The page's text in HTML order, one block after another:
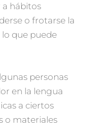
a hábitos
o frotarse la
que puede
personas
en la lengua
a ciertos
o materiales